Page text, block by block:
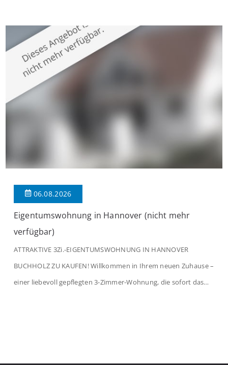
großzügige Räume und eine hochwertige Ausstattung, die
modernen Wohnkomfort mit einem stilvollen Ambiente
verbindet. Der […]
06.08.2026
Eigentumswohnung in Hannover (nicht mehr
verfügbar)
ATTRAKTIVE 3Zi.-EIGENTUMSWOHNUNG IN HANNOVER
BUCHHOLZ ZU KAUFEN! Willkommen in Ihrem neuen Zuhause –
einer liebevoll gepflegten 3-Zimmer-Wohnung, die sofort das